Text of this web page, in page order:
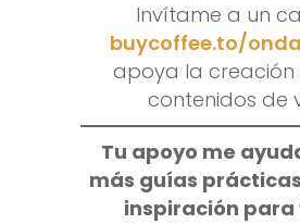
Invítame a un
buycoffee.to/
apoya la creación
contenidos de
Tu apoyo me
más guías
inspiración para